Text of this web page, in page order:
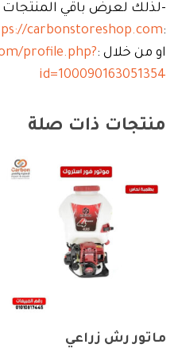
-لذلك لعرض باقي المنتجات
:
carbonstoreshop.com/
او من خلال :profile.php?
id=100090163051354
منتجات ذات صلة
ماتور رش زراعي